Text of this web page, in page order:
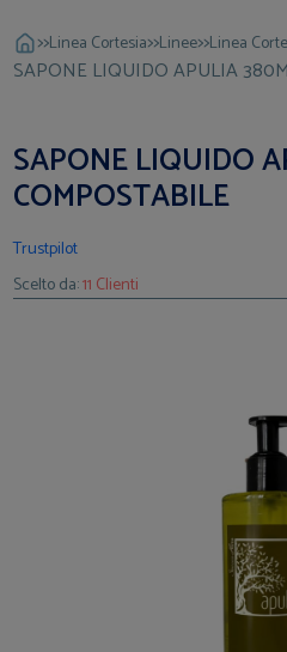
>>Linea Cortesia>>Linee>>Linea
SAPONE LIQUIDO APULIA
SAPONE LIQUIDO
COMPOSTABILE
Trustpilot
Scelto da:11 Clienti